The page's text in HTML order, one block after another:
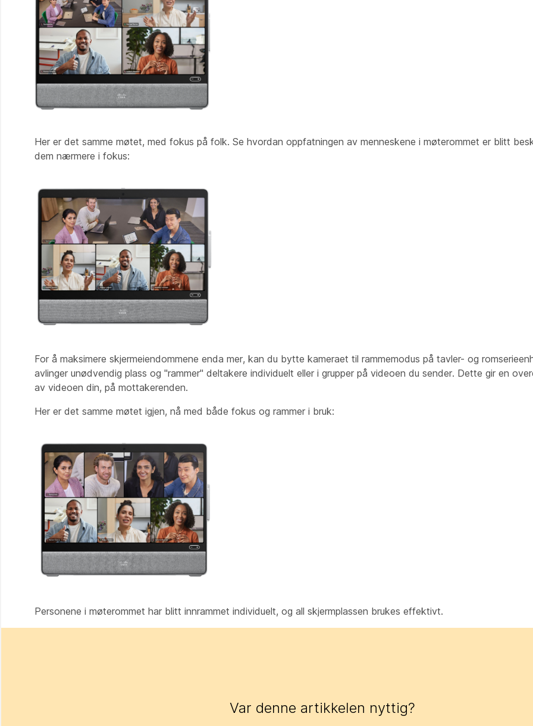
Her er det samme møtet, med fokus på folk. Se hvordan oppfatningen av menneskene i møterommet er blitt
dem nærmere i fokus:
For å maksimere skjermeiendommene enda mer, kan du bytte kameraet til rammemodus på tavler- og
avlinger unødvendig plass og "rammer" deltakere individuelt eller i grupper på videoen du sender. Dette gir en
av videoen din, på mottakerenden.
Her er det samme møtet igjen, nå med både fokus og rammer i bruk:
Personene i møterommet har blitt innrammet individuelt, og all skjermplassen brukes effektivt.
Var denne artikkelen nyttig?